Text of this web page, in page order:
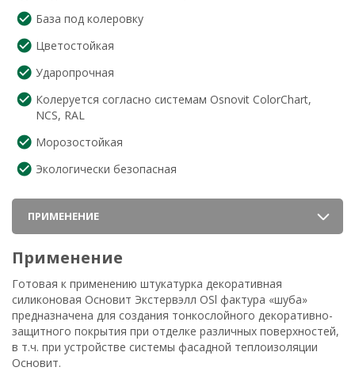
База под колеровку
Цветостойкая
Ударопрочная
Колеруется согласно системам Osnovit ColorChart,
NCS, RAL
Морозостойкая
Экологически безопасная
ПРИМЕНЕНИЕ
Применение
Готовая к применению штукатурка декоративная
силиконовая Основит Экстервэлл ОSl фактура «шуба»
предназначена для создания тонкослойного декоративно-
защитного покрытия при отделке различных поверхностей,
в т.ч. при устройстве системы фасадной теплоизоляции
Основит.